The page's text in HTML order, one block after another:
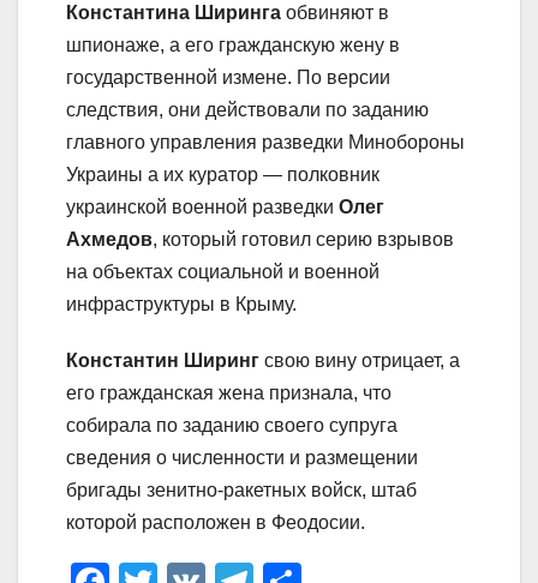
Константина Ширинга обвиняют в
шпионаже, а его гражданскую жену в
государственной измене. По версии
следствия, они действовали по заданию
главного управления разведки Минобороны
Украины а их куратор — полковник
украинской военной разведки Олег
Ахмедов, который готовил серию взрывов
на объектах социальной и военной
инфраструктуры в Крыму.
Константин Ширинг свою вину отрицает, а
его гражданская жена признала, что
собирала по заданию своего супруга
сведения о численности и размещении
бригады зенитно-ракетных войск, штаб
которой расположен в Феодосии.